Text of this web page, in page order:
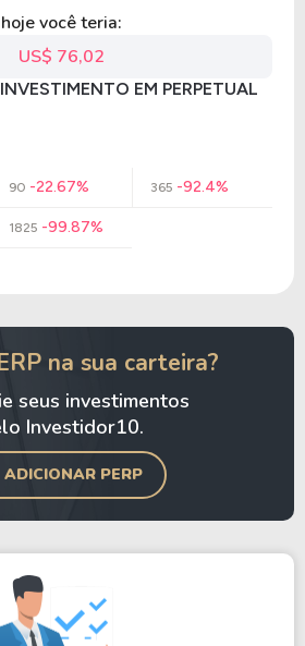
hoje você teria:
US$ 76,02
EM PERPETUAL
90 -22.67% 365 -92.4%
1825 -99.87%
na sua carteira?
seus investimentos
Investidor10.
ADICIONAR PERP